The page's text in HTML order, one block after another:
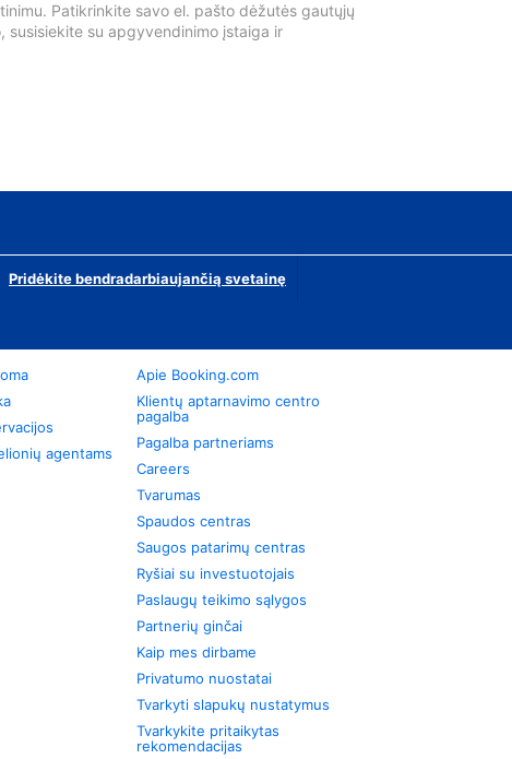
Patikrinkite savo el. pašto dėžutės gautųjų
susisiekite su apgyvendinimo įstaiga ir
Pridėkite bendradarbiaujančią svetainę
agentams
Apie Booking.com
Klientų aptarnavimo centro
pagalba
Pagalba partneriams
Careers
Tvarumas
Spaudos centras
Saugos patarimų centras
Ryšiai su investuotojais
Paslaugų teikimo sąlygos
Partnerių ginčai
Kaip mes dirbame
Privatumo nuostatai
Tvarkyti slapukų nustatymus
Tvarkykite pritaikytas
rekomendacijas